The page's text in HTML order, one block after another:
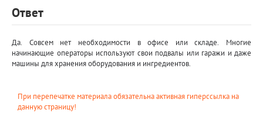
Ответ
Да. Совсем нет необходимости в офисе или складе. Многие
начинающие операторы используют свои подвалы или гаражи и даже
машины для хранения оборудования и ингредиентов.
При перепечатке материала обязательна активная гиперссылка на
данную страницу!